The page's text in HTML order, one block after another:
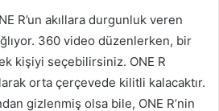
R’un akıllara durgunluk veren
360 video düzenlerken, bir
kişiyi seçebilirsiniz. ONE R
orta çerçevede kilitli kalacaktır.
gizlenmiş olsa bile, ONE R’nin